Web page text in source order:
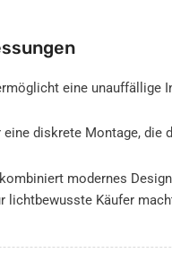
eine unauffällige
diskrete Montage, die
modernes
lichtbewusste Käufer